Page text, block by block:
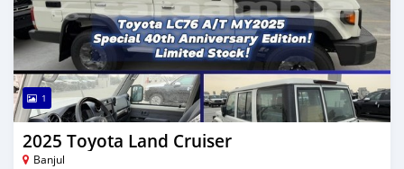
1
2025 Toyota Land Cruiser
Banjul